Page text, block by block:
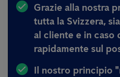
Grazie alla nostra
tutta la Svizzera,
al cliente e in caso
rapidamente sul
Il nostro principio